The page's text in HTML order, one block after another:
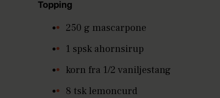
Topping
250 g mascarpone
1 spsk ahornsirup
korn fra 1/2 vaniljestang
8 tsk lemoncurd